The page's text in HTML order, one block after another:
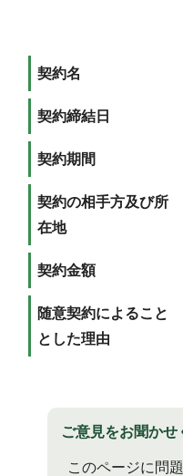
契約名
契約締結日
契約期間
契約の相手方及び所
在地
契約金額
随意契約によること
とした理由
ご意見をお聞かせ
このページに問